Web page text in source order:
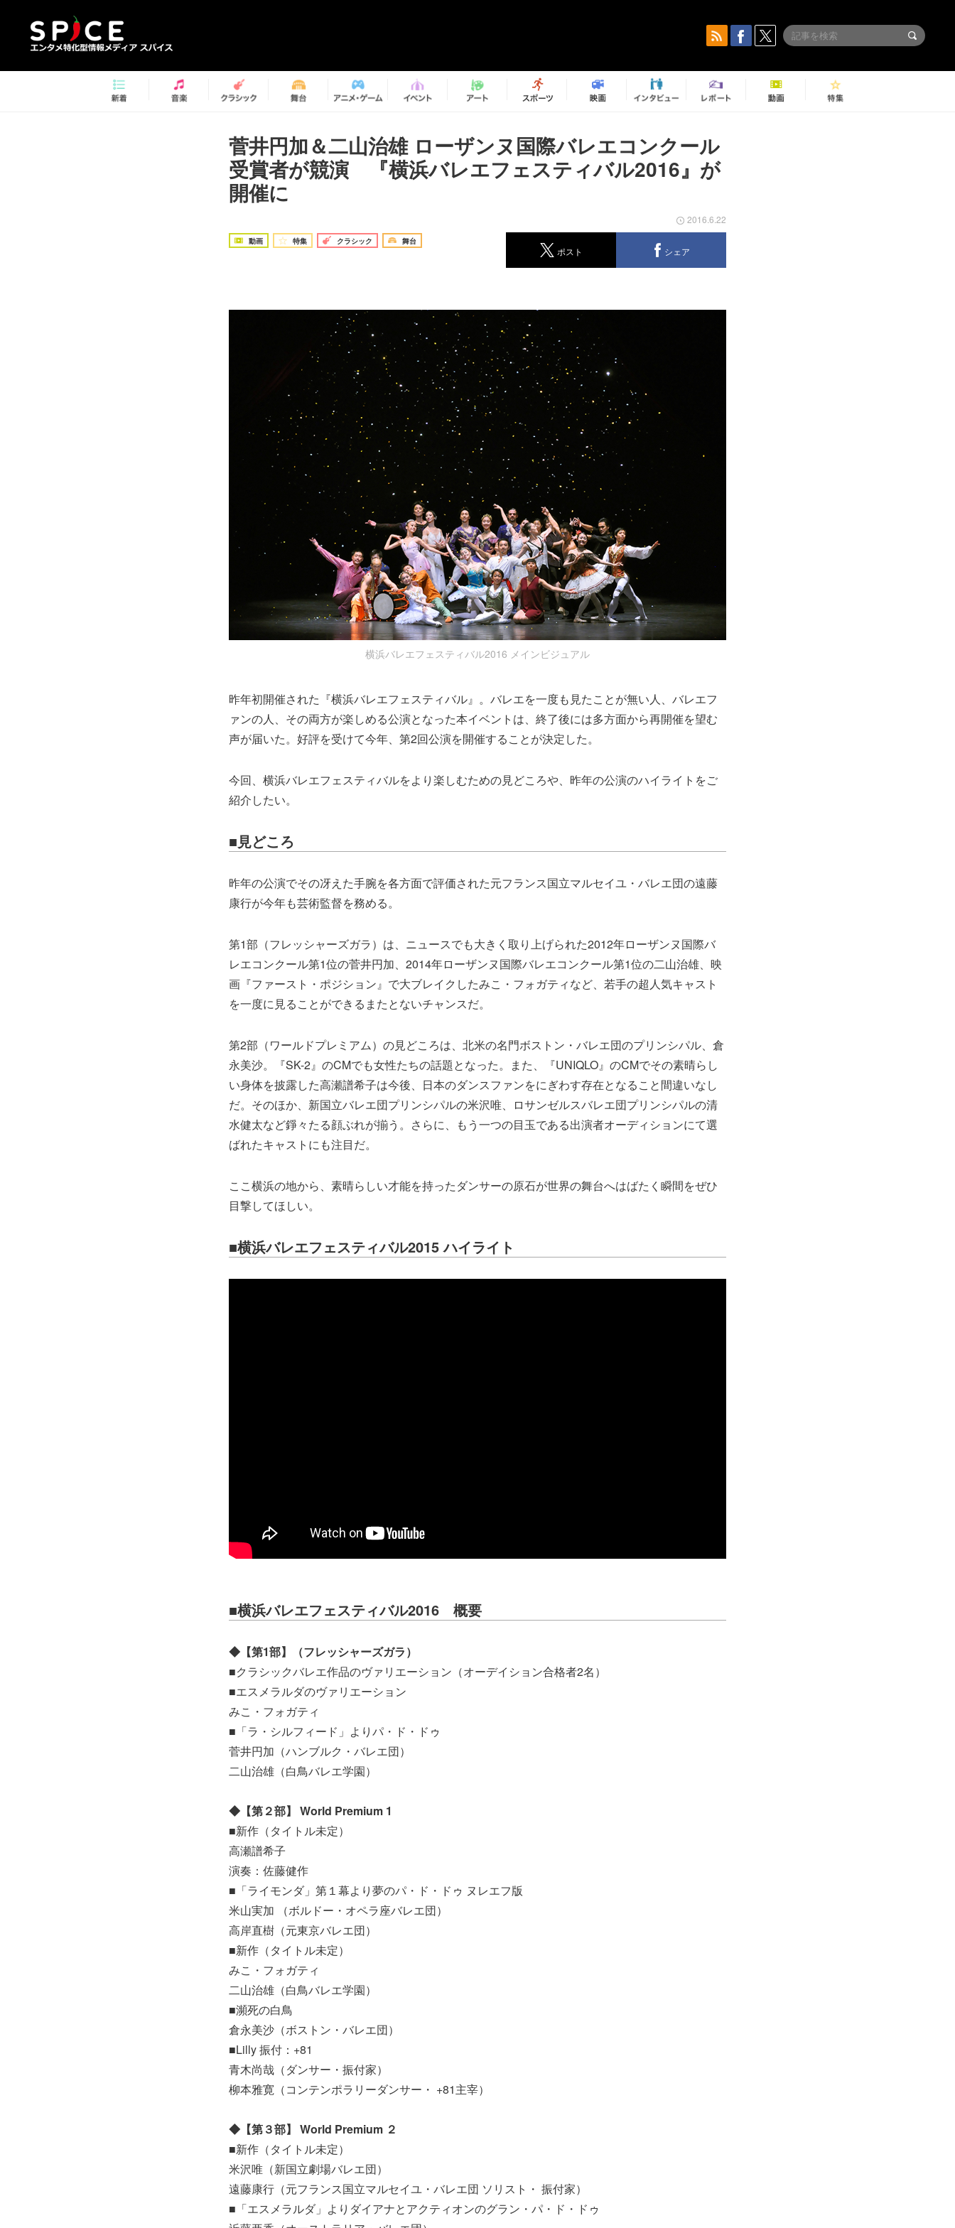
菅井円加＆二山治雄 ローザンヌ国際バレエコンクール
受賞者が競演 『横浜バレエフェスティバル2016』が
開催に
動画 特集 クラシック 舞台
2016.6.22
ポスト シェア
横浜バレエフェスティバル2016 メインビジュアル
昨年初開催された『横浜バレエフェスティバル』。バレエを一度も見たことが無い人、バレエフ
ァンの人、その両方が楽しめる公演となった本イベントは、終了後には多方面から再開催を望む
声が届いた。好評を受けて今年、第2回公演を開催することが決定した。
今回、横浜バレエフェスティバルをより楽しむための見どころや、昨年の公演のハイライトをご
紹介したい。
■見どころ
昨年の公演でその冴えた手腕を各方面で評価された元フランス国立マルセイユ・バレエ団の遠藤
康行が今年も芸術監督を務める。
第1部（フレッシャーズガラ）は、ニュースでも大きく取り上げられた2012年ローザンヌ国際バ
レエコンクール第1位の菅井円加、2014年ローザンヌ国際バレエコンクール第1位の二山治雄、映
画『ファースト・ポジション』で大ブレイクしたみこ・フォガティなど、若手の超人気キャスト
を一度に見ることができるまたとないチャンスだ。
第2部（ワールドプレミアム）の見どころは、北米の名門ボストン・バレエ団のプリンシパル、倉
永美沙。『SK-2』のCMでも女性たちの話題となった。また、『UNIQLO』のCMでその素晴らし
い身体を披露した高瀬譜希子は今後、日本のダンスファンをにぎわす存在となること間違いなし
だ。そのほか、新国立バレエ団プリンシパルの米沢唯、ロサンゼルスバレエ団プリンシパルの清
水健太など錚々たる顔ぶれが揃う。さらに、もう一つの目玉である出演者オーディションにて選
ばれたキャストにも注目だ。
ここ横浜の地から、素晴らしい才能を持ったダンサーの原石が世界の舞台へはばたく瞬間をぜひ
目撃してほしい。
■横浜バレエフェスティバル2015 ハイライト
■横浜バレエフェスティバル2016 概要
◆【第1部】（フレッシャーズガラ）
■クラシックバレエ作品のヴァリエーション（オーデイション合格者2名）
■エスメラルダのヴァリエーション
みこ・フォガティ
■「ラ・シルフィード」よりパ・ド・ドゥ
菅井円加（ハンブルク・バレエ団）
二山治雄（白鳥バレエ学園）
◆【第２部】 World Premium 1
■新作（タイトル未定）
高瀬譜希子
演奏：佐藤健作
■「ライモンダ」第１幕より夢のパ・ド・ドゥ ヌレエフ版
米山実加 （ボルドー・オペラ座バレエ団）
高岸直樹（元東京バレエ団）
■新作（タイトル未定）
みこ・フォガティ
二山治雄（白鳥バレエ学園）
■瀕死の白鳥
倉永美沙（ボストン・バレエ団）
■Lilly 振付：+81
青木尚哉（ダンサー・振付家）
柳本雅寛（コンテンポラリーダンサー・ +81主宰）
◆【第３部】 World Premium ２
■新作（タイトル未定）
米沢唯（新国立劇場バレエ団）
遠藤康行（元フランス国立マルセイユ・バレエ団 ソリスト・ 振付家）
■「エスメラルダ」よりダイアナとアクティオンのグラン・パ・ド・ドゥ